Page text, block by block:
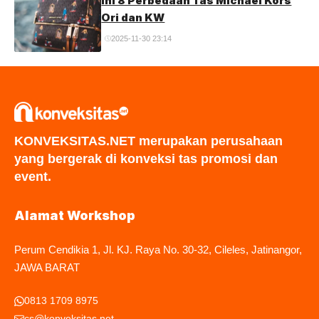
Ori dan KW
2025-11-30 23:14
KONVEKSITAS.NET merupakan perusahaan
yang bergerak di konveksi tas promosi dan
event.
Alamat Workshop
Perum Cendikia 1, Jl. KJ. Raya No. 30-32, Cileles, Jatinangor,
JAWA BARAT
0813 1709 8975